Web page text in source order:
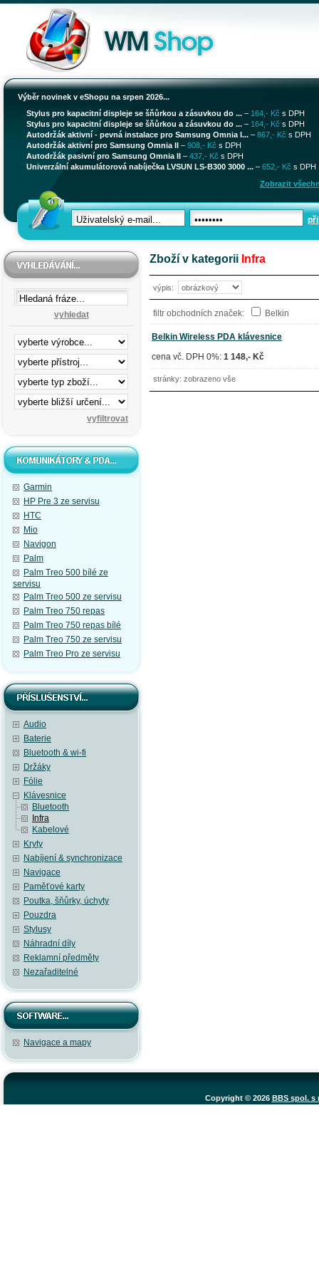
Výběr novinek v eShopu na srpen 2026...
Stylus pro kapacitní displeje se šňůrkou a zásuvkou do ... – 164,- Kč s DPH
Stylus pro kapacitní displeje se šňůrkou a zásuvkou do ... – 164,- Kč s DPH
Autodržák aktivní - pevná instalace pro Samsung Omnia I... – 867,- Kč s DPH
Autodržák aktivní pro Samsung Omnia II – 908,- Kč s DPH
Autodržák pasivní pro Samsung Omnia II – 437,- Kč s DPH
Univerzální akumulátorová nabíječka LVSUN LS-B300 3000 ... – 652,- Kč s DPH
Zobrazit
vyhledat
Garmin
HP Pre 3 ze servisu
HTC
Mio
Navigon
Palm
Palm Treo 500 bílé ze
servisu
Palm Treo 500 ze servisu
Palm Treo 750 repas
Palm Treo 750 repas bílé
Palm Treo 750 ze servisu
Palm Treo Pro ze servisu
Audio
Baterie
Bluetooth & wi-fi
Držáky
Fólie
Klávesnice
Bluetooth
Infra
Kabelové
Kryty
Nabíjení & synchronizace
Navigace
Paměťové karty
Poutka, šňůrky, úchyty
Pouzdra
Stylusy
Náhradní díly
Reklamní předměty
Nezařaditelné
Navigace a mapy
Zboží v kategorii Infra
výpis:
filtr obchodních značek: Belkin
Belkin Wireless PDA klávesnice
cena vč. DPH 0%: 1 148,- Kč
stránky: zobrazeno vše
Copyright © 2026 BBS spol. s